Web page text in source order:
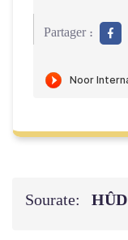
Partager :
Sourate: HÛD